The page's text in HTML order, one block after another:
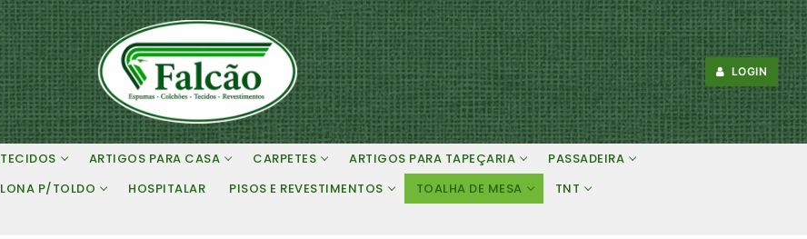
LOGIN
TECIDOS ARTIGOS PARA CASA CARPETES ARTIGOS PARA TAPEÇARIA
PASSADEIRA
LONA P/TOLDO HOSPITALAR PISOS E REVESTIMENTOS TOALHA DE MESA
TNT